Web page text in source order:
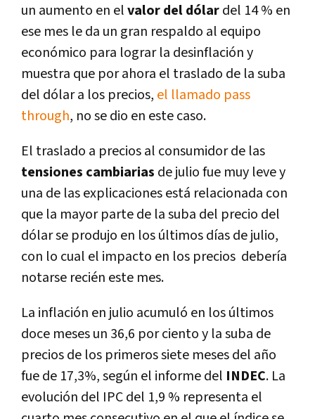
un aumento en elvalor del dólardel 14 % en
ese mes le da un gran respaldo al equipo
económico para lograr la desinflación y
muestra que por ahora el traslado de la suba
del dólar a los precios, el llamado pass
through, no se dio en este caso.
El traslado a precios al consumidor de las
tensiones cambiarias de julio fue muy leve y
una de las explicaciones está relacionada con
que la mayor parte de la suba del precio del
dólar se produjo en los últimos días de julio,
con lo cual el impacto en los precios debería
notarse recién este mes.
La inflación en julio acumuló en los últimos
doce meses un 36,6 por ciento y la suba de
precios de los primeros siete meses del año
fue de 17,3%, según el informe del INDEC. La
evolución del IPC del 1,9 % representa el